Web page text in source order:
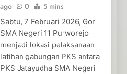
ago
0 5 mins
Sabtu, 7 Februari 2026, Gor
SMA Negeri 11 Purworejo
menjadi lokasi pelaksanaan
latihan gabungan PKS antara
PKS Jatayudha SMA Negeri